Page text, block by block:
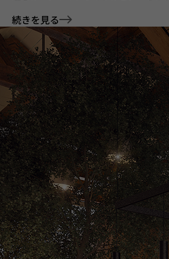
続きを見る